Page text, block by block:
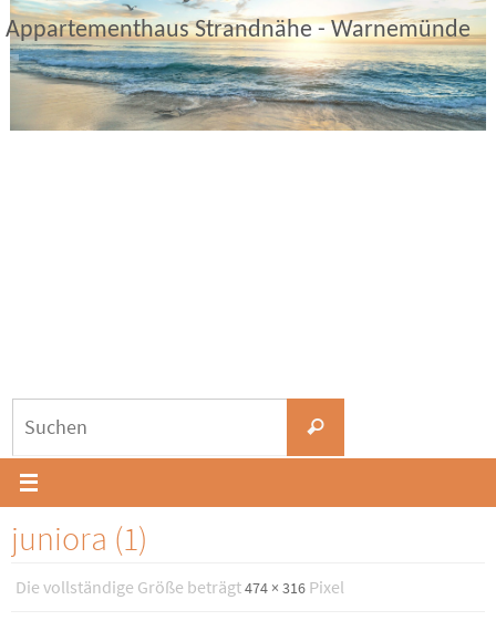
Zum
Inhalt
springen
Appartementhaus Strandnähe - Warnemünde
Suchen
juniora (1)
Die vollständige Größe beträgt474 × 316 Pixel